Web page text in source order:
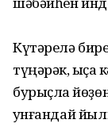
Күтәрелә
түңәрәк,
бурыҫлаҡ
ҡунғандай